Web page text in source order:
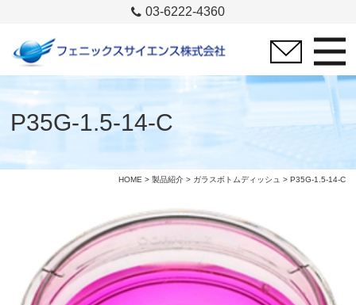
03-6222-4360
P35G-1.5-14-C
HOME > 製品紹介> ガラスボトムディッシュ > P35G-1.5-14-C